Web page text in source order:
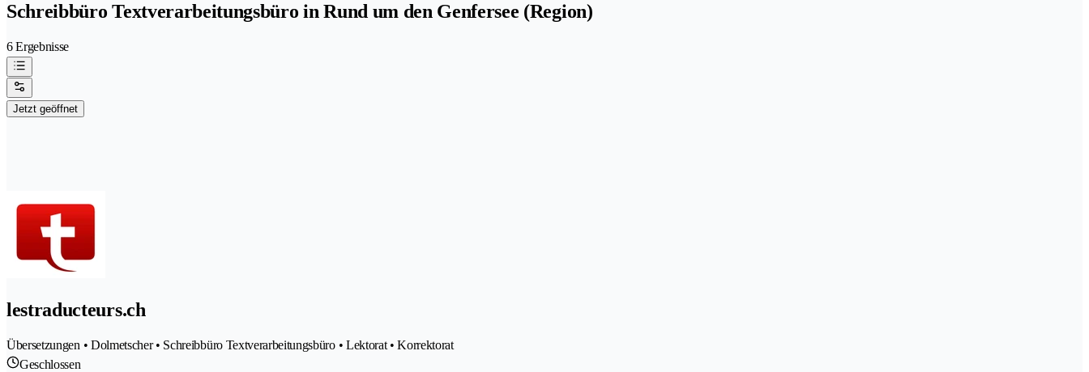
Schreibbüro Textverarbeitungsbüro in Rund um den Genfersee (Region)
6 Ergebnisse
Jetzt geöffnet
lestraducteurs.ch
Übersetzungen • Dolmetscher • Schreibbüro Textverarbeitungsbüro • Lektorat • Korrektorat
Geschlossen